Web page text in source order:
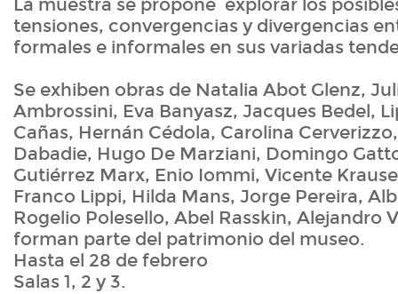
La muestra se propone explorar los
tensiones, convergencias y divergencias
formales e informales en sus variadas
Se exhiben obras de Natalia Abot Glenz,
Ambrossini, Eva Banyasz, Jacques Bedel,
Cañas, Hernán Cédola, Carolina
Dabadie, Hugo De Marziani, Domingo
Gutiérrez Marx, Enio Iommi, Vicente
Franco Lippi, Hilda Mans, Jorge Pereira,
Rogelio Polesello, Abel Rasskin, Alejandro
forman parte del patrimonio del museo.
Hasta el 28 de febrero
Salas 1, 2 y 3.